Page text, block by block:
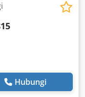
Hubungi